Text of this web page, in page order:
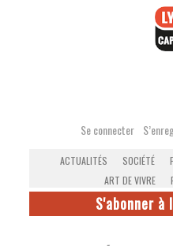
Se connecter
ACTUALITÉS SOCIÉTÉ
ART DE VIVRE
S'abonner